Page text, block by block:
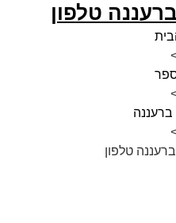
טלפון
טלפון